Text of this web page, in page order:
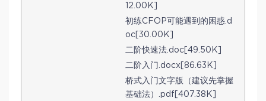
12.00K]
初练CFOP可能遇到的困惑.d
oc[30.00K]
二阶快速法.doc[49.50K]
二阶入门.docx[86.63K]
桥式入门文字版（建议先掌握
基础法）.pdf[407.38K]